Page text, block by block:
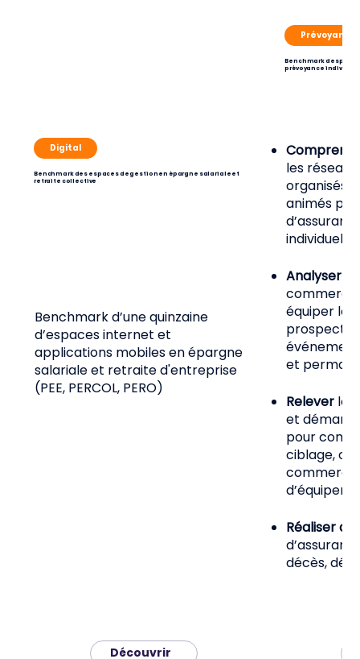
Découvrir
Benchmark d’une quinzaine
d’espaces internet et
applications mobiles en épargne
salariale et retraite d'entreprise
(PEE, PERCOL, PERO)
Digital
Benchmark des espaces de gestion en épargne salariale et
retraite collective
les
organisés,
animés
individuelles
Analyserla
équiper
prospects
et
Relever
et
pour
ciblage,
Réaliser
décès,
Prévoyance
Benchmark des
prévoyance